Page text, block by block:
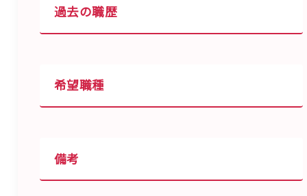
過去の職歴
希望職種
備考